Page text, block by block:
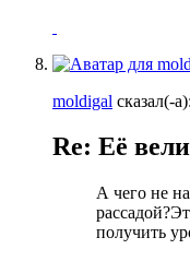
moldigal сказал(-а):
Re: Её
А чего не
получить